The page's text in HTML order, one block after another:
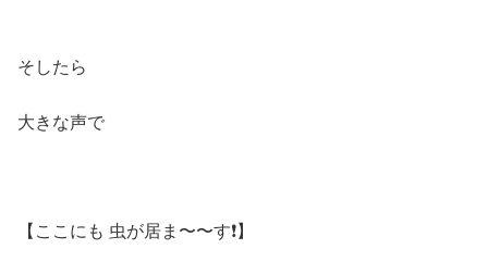
そしたら
大きな声で
【ここにも 虫が居ま〜〜す❗️】